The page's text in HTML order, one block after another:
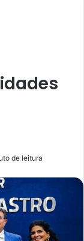
de leitura